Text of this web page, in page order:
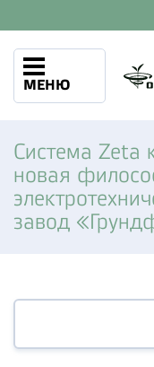
МЕНЮ
Система Zeta
новая
завод